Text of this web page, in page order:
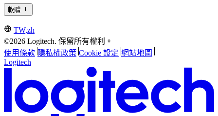
軟體
TW,zh
©2026 Logitech. 保留所有權利。
使用條款 隱私權政策 Cookie 設定 網站地圖
Logitech